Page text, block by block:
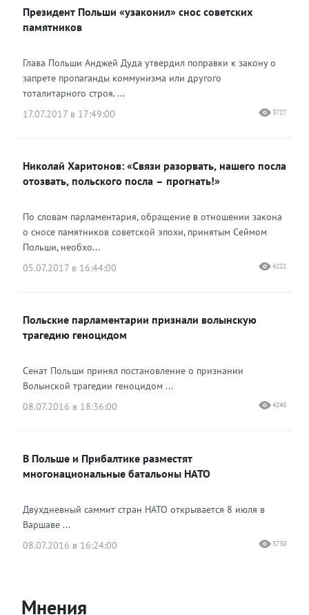
Президент Польши «узаконил» снос советских
памятников
Глава Польши Анджей Дуда утвердил поправки к закону о
запрете пропаганды коммунизма или другого
тоталитарного строя. ...
17.07.2017 в 17:49:00
3727
Николай Харитонов: «Связи разорвать, нашего посла
отозвать, польского посла – прогнать!»
По словам парламентария, обращение в отношении закона
о сносе памятников советской эпохи, принятым Сеймом
Польши, необхо...
05.07.2017 в 16:44:00
4222
Польские парламентарии признали волынскую
трагедию геноцидом
Сенат Польши принял постановление о признании
Волынской трагедии геноцидом ...
08.07.2016 в 18:36:00
4240
В Польше и Прибалтике разместят
многонациональные батальоны НАТО
Двухдневный саммит стран НАТО открывается 8 июля в
Варшаве ...
08.07.2016 в 16:24:00
3730
Мнения